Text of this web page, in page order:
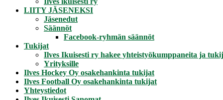
LIITY JÄSENEKSI
Jäsenedut
Säännöt
Facebook-ryhmän säännöt
Tukijat
Ilves Ikuisesti ry hakee yhteistyökumppaneita ja
Yrityksille
Ilves Hockey Oy osakehankinta tukijat
Ilves Football Oy osakehankinta tukijat
Yhteystiedot